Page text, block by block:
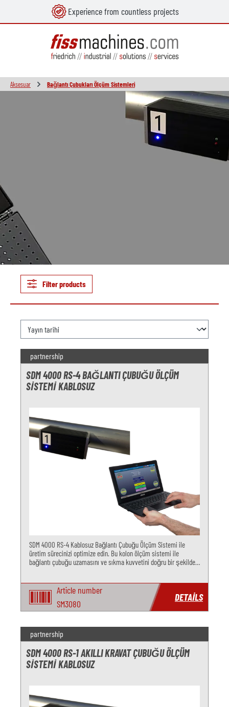
Experience from countless projects
Aksesuar Bağlantı Çubukları Ölçüm Sistemleri
Filter products
partnership
SDM 4000 RS-4 BAĞLANTI ÇUBUĞU ÖLÇÜM
SISTEMI KABLOSUZ
SDM 4000 RS-4 Kablosuz Bağlantı Çubuğu Ölçüm Sistemi ile
üretim sürecinizi optimize edin. Bu kolon ölçüm sistemi ile
bağlantı çubuğu uzamasını ve sıkma kuvvetini doğru bir şekilde
Article number
SM3080
DETAILS
partnership
SDM 4000 RS-1 AKILLI KRAVAT ÇUBUĞU ÖLÇÜM
SISTEMI KABLOSUZ